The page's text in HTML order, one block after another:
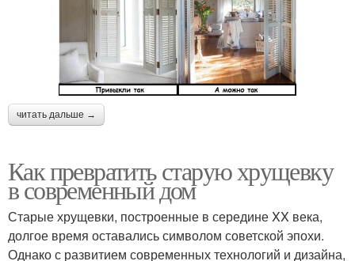
читать дальше →
Как превратить старую хрущевку
в современный дом
Старые хрущевки, построенные в середине XX века,
долгое время оставались символом советской эпохи.
Однако с развитием современных технологий и дизайна,